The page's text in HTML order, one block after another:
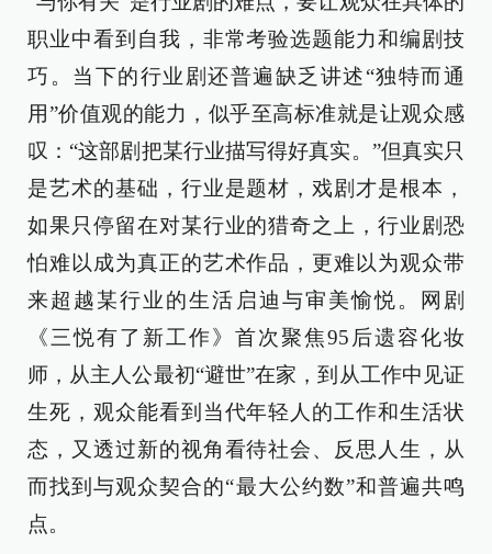
职业中看到自我，非常考验选题能力和编剧技
巧。当下的行业剧还普遍缺乏讲述“独特而通
用”价值观的能力，似乎至高标准就是让观众感
叹：“这部剧把某行业描写得好真实。”但真实只
是艺术的基础，行业是题材，戏剧才是根本，
如果只停留在对某行业的猎奇之上，行业剧恐
怕难以成为真正的艺术作品，更难以为观众带
来超越某行业的生活启迪与审美愉悦。网剧
《三悦有了新工作》首次聚焦95后遗容化妆
师，从主人公最初“避世”在家，到从工作中见证
生死，观众能看到当代年轻人的工作和生活状
态，又透过新的视角看待社会、反思人生，从
而找到与观众契合的“最大公约数”和普遍共鸣
点。